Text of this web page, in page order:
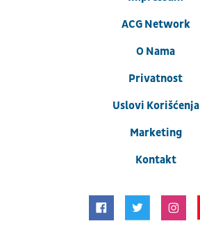
ACG Network
O Nama
Privatnost
Uslovi Korišćenja
Marketing
Kontakt